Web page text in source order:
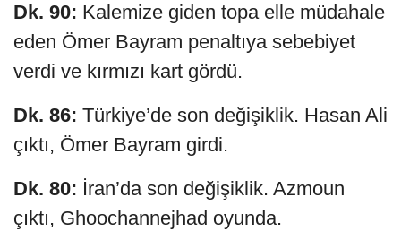
Dk. 90: Kalemize giden topa elle müdahale
eden Ömer Bayram penaltıya sebebiyet
verdi ve kırmızı kart gördü.
Dk. 86: Türkiye’de son değişiklik. Hasan Ali
çıktı, Ömer Bayram girdi.
Dk. 80: İran’da son değişiklik. Azmoun
çıktı, Ghoochannejhad oyunda.